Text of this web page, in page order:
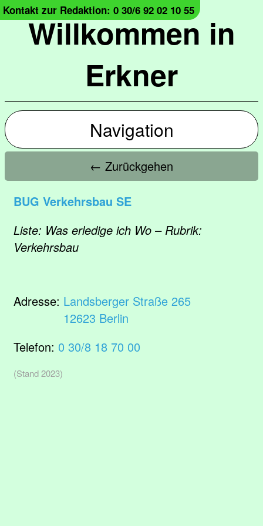
Willkommen in
Erkner
Kontakt zur Redaktion: 0 30/6 92 02 10 55
Navigation
← Zurückgehen
BUG Verkehrsbau SE
Liste: Was erledige ich Wo – Rubrik:
Verkehrsbau
Adresse: Landsberger Straße 265
12623 Berlin
Telefon: 0 30/8 18 70 00
(Stand 2023)